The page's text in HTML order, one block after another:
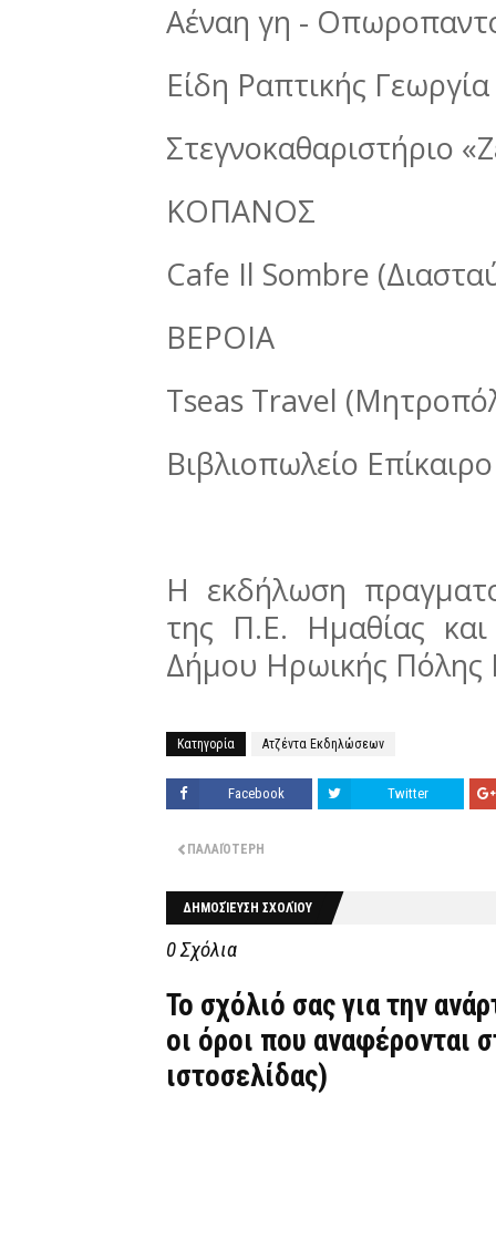
Αέναη γη -
Είδη Ραπτικής
Στεγνοκαθαριστήριο
ΚΟΠΑΝΟΣ
Cafe Il Sombre
ΒΕΡΟΙΑ
Tseas Travel
Βιβλιοπωλείο
Η εκδήλωση
της Π.Ε. Ημαθίας
Δήμου Ηρωικής Πόλης
Κατηγορία Ατζέντα Εκδηλώσεων
Facebook Twitter
ΠΑΛΑΙΌΤΕΡΗ
ΔΗΜΟΣΊΕΥΣΗ ΣΧΟΛΊΟΥ
0 Σχόλια
Το σχόλιό σας για την
οι όροι που αναφέρονται
ιστοσελίδας)